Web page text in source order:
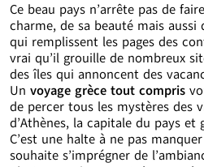
Ce beau pays n’arrête pas de
charme, de sa beauté mais
qui remplissent les pages des
vrai qu’il grouille de nombreux
des îles qui annoncent des
Un voyage grèce tout compris
de percer tous les mystères des
d’Athènes, la capitale du pays et
C’est une halte à ne pas
souhaite s’imprégner de